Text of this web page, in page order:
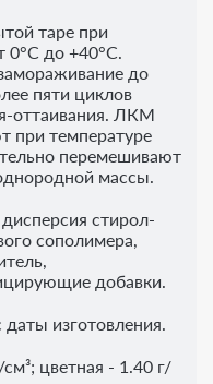
таре при
0°С до +40°С.
до
пяти циклов
оттаивания. ЛКМ
при температуре
перемешивают
массы.
стирол-
сополимера,
добавки.
изготовления.
цветная - 1.40 г/